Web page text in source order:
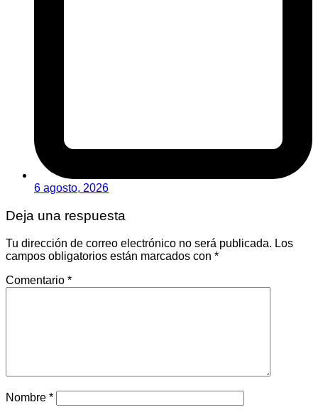
6 agosto, 2026
Deja una respuesta
Tu dirección de correo electrónico no será publicada. Los
campos obligatorios están marcados con *
Comentario *
Nombre *